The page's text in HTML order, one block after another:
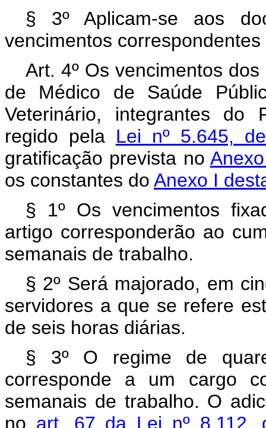
§ 3º Aplicam-se aos
vencimentos
Art. 4º Os vencimentos
de Médico de Saúde
Veterinário, integrantes do
regido pela Lei nº 5.645,
gratificação prevista no
os constantes do Anexo I
§ 1º Os vencimentos
artigo corresponderão ao
semanais de trabalho.
§ 2º Será majorado, em
servidores a que se refere
de seis horas diárias.
§ 3º O regime de
corresponde a um cargo
semanais de trabalho. O
no art. 67 da Lei nº 8.112,